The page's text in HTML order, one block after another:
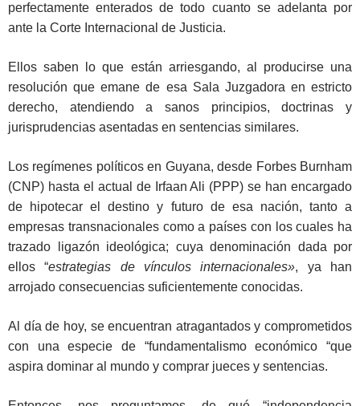
perfectamente enterados de todo cuanto se adelanta por
ante la Corte Internacional de Justicia.
Ellos saben lo que están arriesgando, al producirse una
resolución que emane de esa Sala Juzgadora en estricto
derecho, atendiendo a sanos principios, doctrinas y
jurisprudencias asentadas en sentencias similares.
Los regímenes políticos en Guyana, desde Forbes Burnham
(CNP) hasta el actual de Irfaan Ali (PPP) se han encargado
de hipotecar el destino y futuro de esa nación, tanto a
empresas transnacionales como a países con los cuales ha
trazado ligazón ideológica; cuya denominación dada por
ellos “estrategias de vínculos internacionales», ya han
arrojado consecuencias suficientemente conocidas.
Al día de hoy, se encuentran atragantados y comprometidos
con una especie de “fundamentalismo económico “que
aspira dominar al mundo y comprar jueces y sentencias.